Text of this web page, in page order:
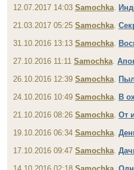
12.07.2017 14:03 Samochka.
21.03.2017 05:25 Samochka.
31.10.2016 13:13 Samochka.
27.10.2016 11:11 Samochka.
26.10.2016 12:39 Samochka.
24.10.2016 10:49 Samochka. В
21.10.2016 08:26 Samochka. От
19.10.2016 06:34 Samochka.
17.10.2016 09:47 Samochka.